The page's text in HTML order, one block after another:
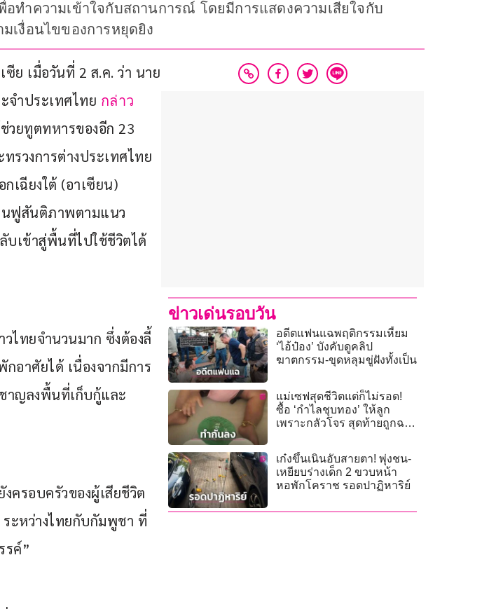
ทำความเข้าใจกับสถานการณ์ โดยมีการแสดงความเสียใจกับ
เงื่อนไขของการหยุดยิง
ซีย เมื่อวันที่ 2 ส.ค. ว่า นาย
จำประเทศไทย กล่าว
วยทูตทหารของอีก 23
รวงการต่างประเทศไทย
เฉียงใต้ (อาเซียน)
นฟูสันติภาพตามแนว
บเข้าสู่พื้นที่ไปใช้ชีวิตได้
ไทยจำนวนมาก ซึ่งต้องลี้
อาศัยได้ เนื่องจากมีการ
าญลงพื้นที่เก็บกู้และ
ครอบครัวของผู้เสียชีวิต
ะหว่างไทยกับกัมพูชา ที่
รค์”
ข่าวเด่นรอบวัน
อดีตแฟนแฉพฤติกรรมเหี้ยม
‘ไอ้ป๋อง’ บังคับดูคลิป
ฆาตกรรม-ขุดหลุมขู่ฝังทั้งเป็น
แม่เซฟสุดชีวิตแต่ก็ไม่รอด!
ซื้อ ‘กำไลชุบทอง’ ให้ลูก
เพราะกลัวโจร สุดท้ายถูกฉก
เก๋งขึ้นเนินอับสายตา! พุ่งชน-
เหยียบร่างเด็ก 2 ขวบหน้า
หอพักโคราช รอดปาฏิหาริย์